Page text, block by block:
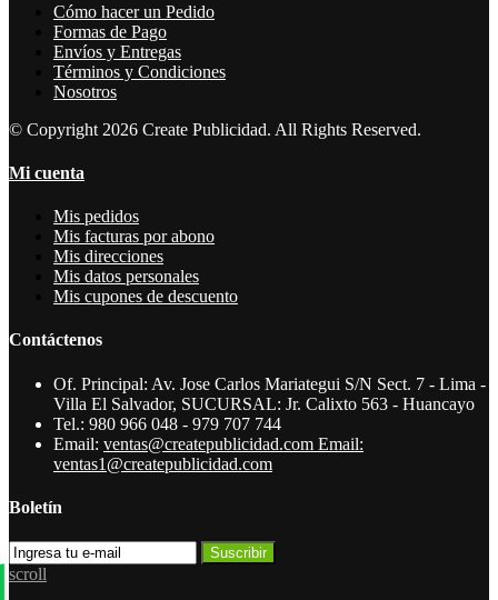
Cómo hacer un Pedido
Formas de Pago
Envíos y Entregas
Términos y Condiciones
Nosotros
© Copyright 2026 Create Publicidad. All Rights Reserved.
Mi cuenta
Mis pedidos
Mis facturas por abono
Mis direcciones
Mis datos personales
Mis cupones de descuento
Contáctenos
Of. Principal: Av. Jose Carlos Mariategui S/N Sect. 7 - Lima -
Villa El Salvador, SUCURSAL: Jr. Calixto 563 - Huancayo
Tel.: 980 966 048 - 979 707 744
Email: ventas@createpublicidad.com Email:
ventas1@createpublicidad.com
Boletín
Suscribir
scroll